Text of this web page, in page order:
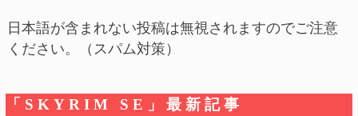
日本語が含まれない投稿は無視されますのでご注意
ください。（スパム対策）
「SKYRIM SE」最新記事